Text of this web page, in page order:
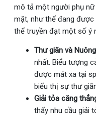
mô tả một người phụ
mặt, như thể đang
thể truyền đạt một số ý
Thư giãn và
nhất. Biểu tượng
được mát xa tại
biểu thị sự thư
Giải tỏa căng
thấy nhu cầu giải